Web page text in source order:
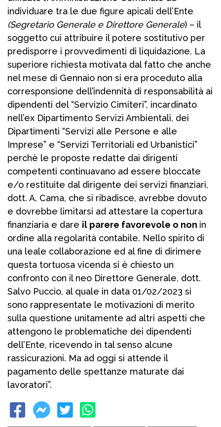
individuare tra le due figure apicali dell’Ente
(Segretario Generale e Direttore Generale) – il
soggetto cui attribuire il potere sostitutivo per
predisporre i provvedimenti di liquidazione. La
superiore richiesta motivata dal fatto che anche
nel mese di Gennaio non si era proceduto alla
corresponsione dell’indennità di responsabilità ai
dipendenti del “Servizio Cimiteri”, incardinato
nell’ex Dipartimento Servizi Ambientali, dei
Dipartimenti “Servizi alle Persone e alle
Imprese” e “Servizi Territoriali ed Urbanistici”
perchè le proposte redatte dai dirigenti
competenti continuavano ad essere bloccate
e/o restituite dal dirigente dei servizi finanziari,
dott. A. Cama, che si ribadisce, avrebbe dovuto
e dovrebbe limitarsi ad attestare la copertura
finanziaria e dare il parere favorevole o non in
ordine alla regolarità contabile. Nello spirito di
una leale collaborazione ed al fine di dirimere
questa tortuosa vicenda si è chiesto un
confronto con il neo Direttore Generale, dott.
Salvo Puccio, al quale in data 01/02/2023 si
sono rappresentate le motivazioni di merito
sulla questione unitamente ad altri aspetti che
attengono le problematiche dei dipendenti
dell’Ente, ricevendo in tal senso alcune
rassicurazioni. Ma ad oggi si attende il
pagamento delle spettanze maturate dai
lavoratori”.